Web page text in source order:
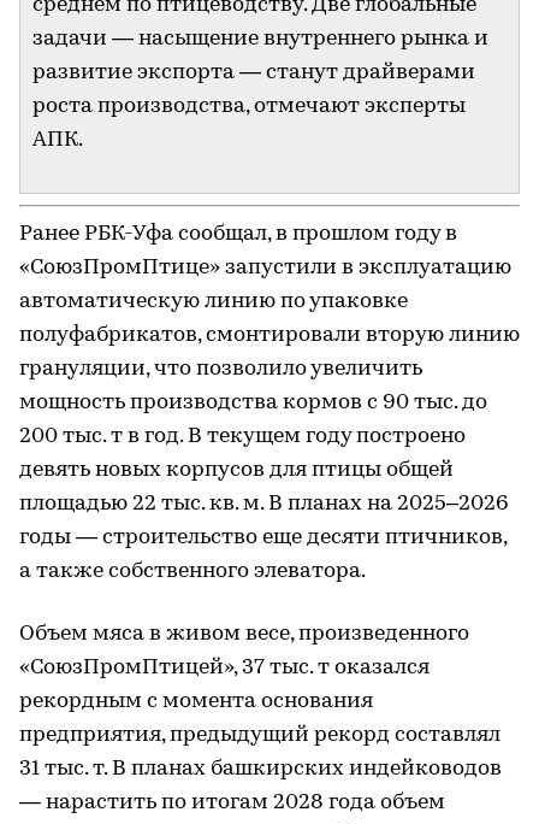
среднем по птицеводству. Две глобальные
задачи — насыщение внутреннего рынка и
развитие экспорта — станут драйверами
роста производства, отмечают эксперты
АПК.
Ранее РБК-Уфа сообщал, в прошлом году в
«СоюзПромПтице» запустили в эксплуатацию
автоматическую линию по упаковке
полуфабрикатов, смонтировали вторую линию
грануляции, что позволило увеличить
мощность производства кормов с 90 тыс. до
200 тыс. т в год. В текущем году построено
девять новых корпусов для птицы общей
площадью 22 тыс. кв. м. В планах на 2025–2026
годы — строительство еще десяти птичников,
а также собственного элеватора.
Объем мяса в живом весе, произведенного
«СоюзПромПтицей», 37 тыс. т оказался
рекордным с момента основания
предприятия, предыдущий рекорд составлял
31 тыс. т. В планах башкирских индейководов
— нарастить по итогам 2028 года объем